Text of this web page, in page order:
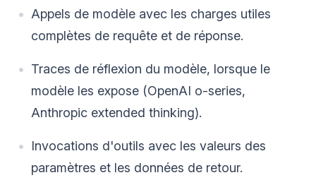
Appels de modèle avec les charges utiles
complètes de requête et de réponse.
Traces de réflexion du modèle, lorsque le
modèle les expose (OpenAI o-series,
Anthropic extended thinking).
Invocations d'outils avec les valeurs des
paramètres et les données de retour.